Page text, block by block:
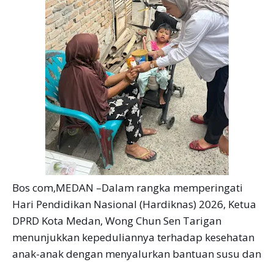
Bos com,MEDAN –Dalam rangka memperingati
Hari Pendidikan Nasional (Hardiknas) 2026, Ketua
DPRD Kota Medan, Wong Chun Sen Tarigan
menunjukkan kepeduliannya terhadap kesehatan
anak-anak dengan menyalurkan bantuan susu dan